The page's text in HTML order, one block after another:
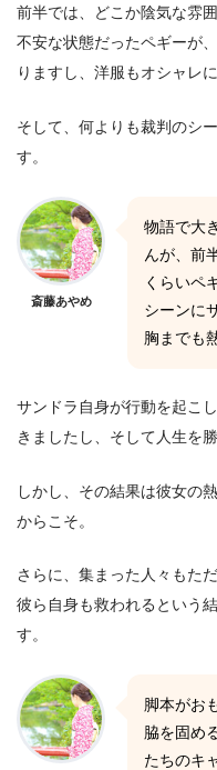
前半では、どこか陰気な雰
不安な状態だったペギーが
りますし、洋服もオシャレに
そして、何よりも裁判のシ
す。
斎藤あやめ
物語で大
んが、前
くらいペ
シーンに
胸までも
サンドラ自身が行動を起こ
きましたし、そして人生を
しかし、その結果は彼女の
からこそ。
さらに、集まった人々もた
彼ら自身も救われるという
す。
脚本がお
脇を固め
たちのキ